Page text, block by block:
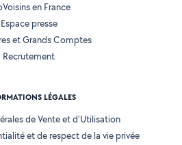
en France
Espace presse
et Grands Comptes
Recrutement
LÉGALES
de Vente et d'Utilisation
et de respect de la vie privée